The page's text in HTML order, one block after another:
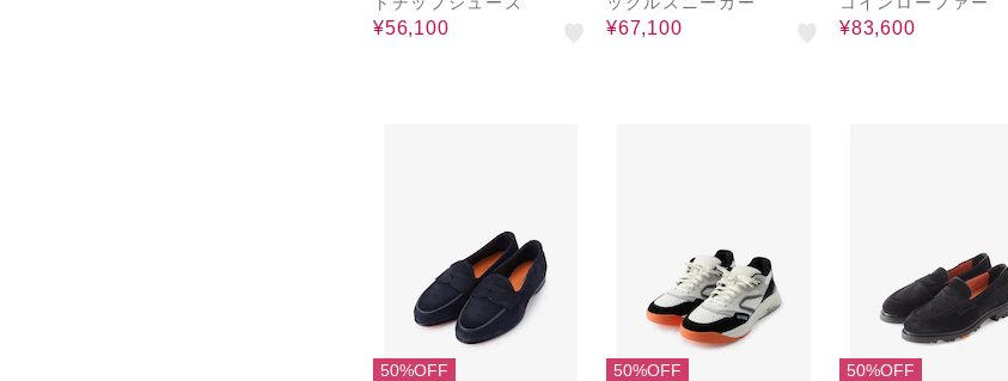
¥56,100 ¥67,100 ¥83,600
50%OFF 50%OFF 50%OFF